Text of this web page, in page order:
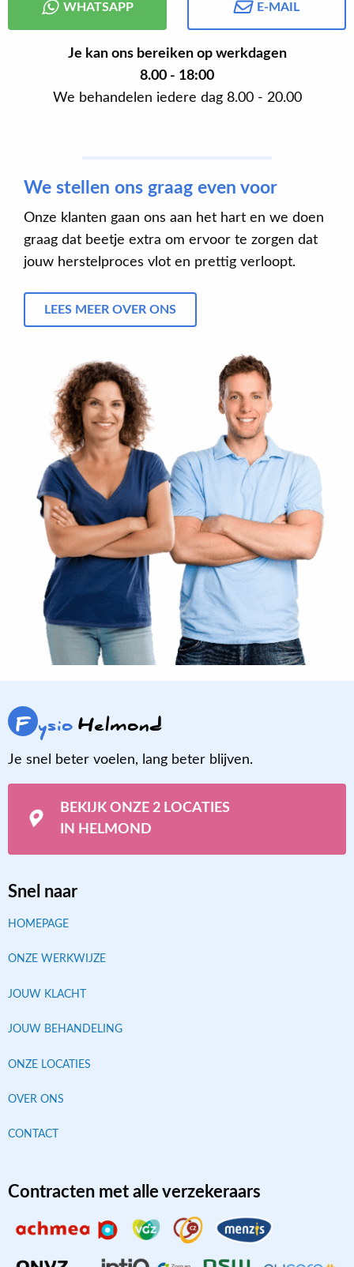
WHATSAPP E-MAIL
Je kan ons bereiken op werkdagen
8.00 - 18:00
We behandelen iedere dag 8.00 - 20.00
We stellen ons graag even voor
Onze klanten gaan ons aan het hart en we doen
graag dat beetje extra om ervoor te zorgen dat
jouw herstelproces vlot en prettig verloopt.
LEES MEER OVER ONS
F ysioHelmond
Je snel beter voelen, lang beter blijven.
BEKIJK ONZE 2 LOCATIES
IN HELMOND
Snel naar
HOMEPAGE
ONZE WERKWIJZE
JOUW KLACHT
JOUW BEHANDELING
ONZE LOCATIES
OVER ONS
CONTACT
Contracten met alle verzekeraars